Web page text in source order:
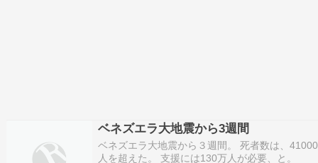
ベネズエラ大地震から3週間
ベネズエラ大地震から３週間。 死者数は、41000
人を超えた。 支援には130万人が必要、と。